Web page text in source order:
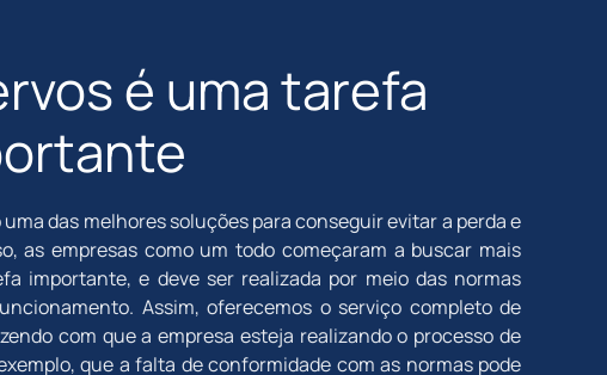
é uma tarefa
das melhores soluções para conseguir evitar a perda e
as empresas como um todo começaram a buscar mais
importante, e deve ser realizada por meio das normas
Assim, oferecemos o serviço completo de
com que a empresa esteja realizando o processo de
que a falta de conformidade com as normas pode